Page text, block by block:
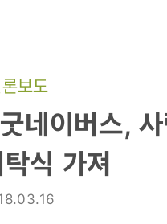
보도
네이버스,
식 가져